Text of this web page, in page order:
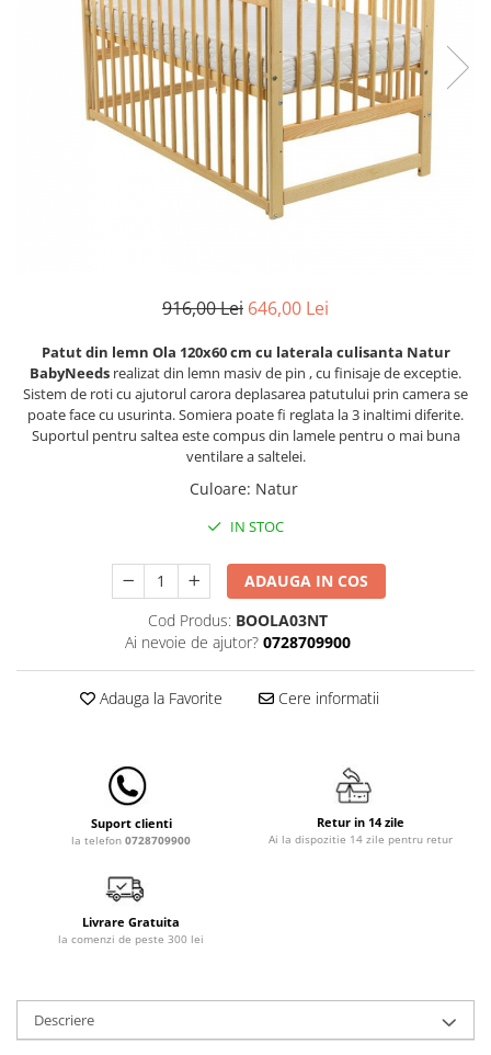
Lenjerii patut 140 x 70 cm
Lenjerie patuturi tineret
Baldachin patut
Paturici copii
Perne copii si mamici
Dulap si cutii jucarii
Fotolii copii
Leagane & balansoare & sezlonguri
Covorase de joaca
Saltele de infasat
Biciclete fara pedale
Masinute fara pedale
Karturi si masinute cu pedale
Role copii si adulti
Masinute si motociclete electrice
Scaune de biciclete copii
Alte Sporturi
Mingi fitness si medicinale
Scara antrenament
Termometre copii si bebe
916,00 Lei 646,00 Lei
Patut din lemn Ola 120x60 cm cu laterala culisanta Natur
BabyNeeds realizat din lemn masiv de pin , cu finisaje de exceptie.
Sistem de roti cu ajutorul carora deplasarea patutului prin camera se
poate face cu usurinta. Somiera poate fi reglata la 3 inaltimi diferite.
Suportul pentru saltea este compus din lamele pentru o mai buna
ventilare a saltelei.
Culoare: Natur
IN STOC
ADAUGA IN COS
Cod Produs: BOOLA03NT
Ai nevoie de ajutor? 0728709900
Adauga la Favorite Cere informatii
Suport clienti
la telefon 0728709900
Retur in 14 zile
Ai la dispozitie 14 zile pentru retur
Livrare Gratuita
la comenzi de peste 300 lei
Descriere